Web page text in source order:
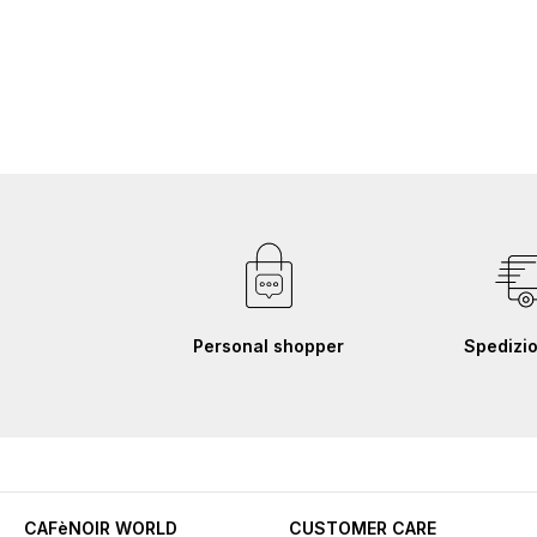
Personal shopper
CAFèNOIR WORLD CUSTOMER CARE